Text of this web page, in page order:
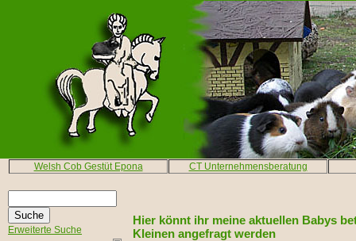
Welsh Cob Gestüt Epona CT Unternehmensberatung
Erweiterte Suche
Hier könnt ihr meine aktuellen Babys
Kleinen angefragt werden